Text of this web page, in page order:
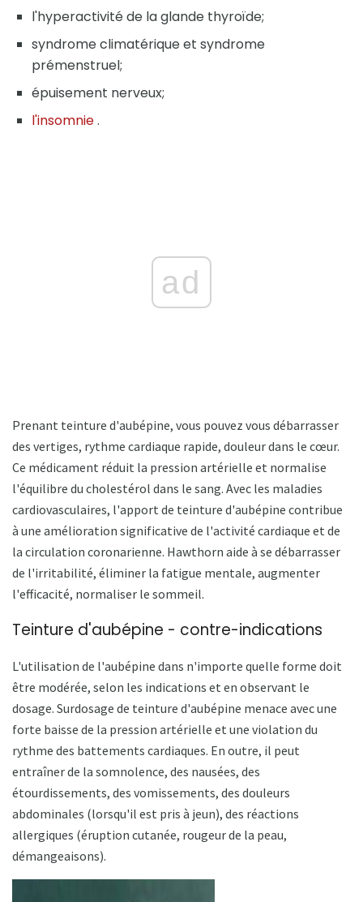
l'hyperactivité de la glande thyroïde;
syndrome climatérique et syndrome
prémenstruel;
épuisement nerveux;
l'insomnie.
ad
Prenant teinture d'aubépine, vous pouvez vous débarrasser
des vertiges, rythme cardiaque rapide, douleur dans le cœur.
Ce médicament réduit la pression artérielle et normalise
l'équilibre du cholestérol dans le sang. Avec les maladies
cardiovasculaires, l'apport de teinture d'aubépine contribue
à une amélioration significative de l'activité cardiaque et de
la circulation coronarienne. Hawthorn aide à se débarrasser
de l'irritabilité, éliminer la fatigue mentale, augmenter
l'efficacité, normaliser le sommeil.
Teinture d'aubépine - contre-indications
L'utilisation de l'aubépine dans n'importe quelle forme doit
être modérée, selon les indications et en observant le
dosage. Surdosage de teinture d'aubépine menace avec une
forte baisse de la pression artérielle et une violation du
rythme des battements cardiaques. En outre, il peut
entraîner de la somnolence, des nausées, des
étourdissements, des vomissements, des douleurs
abdominales (lorsqu'il est pris à jeun), des réactions
allergiques (éruption cutanée, rougeur de la peau,
démangeaisons).